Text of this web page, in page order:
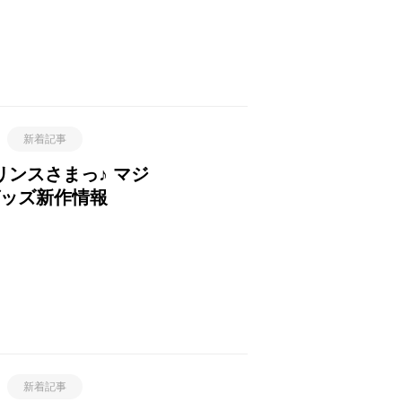
新着記事
スさまっ♪ マジ
ズ新作情報
新着記事